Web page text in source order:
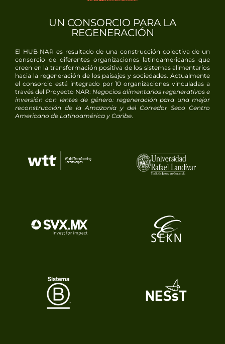
UN CONSORCIO PARA LA
REGENERACIÓN
El HUB NAR es resultado de una construcción colectiva de un
consorcio de diferentes organizaciones latinoamericanas que
creen en la transformación positiva de los sistemas alimentarios
hacia la regeneración de los paisajes y sociedades. Actualmente
el consorcio está integrado por10 organizaciones vinculadas a
través del Proyecto NAR: Negocios alimentarios regenerativos e
inversión con lentes de género: regeneración para una mejor
reconstrucción de la Amazonia y del Corredor Seco Centro
Americano de Latinoamérica y Caribe.